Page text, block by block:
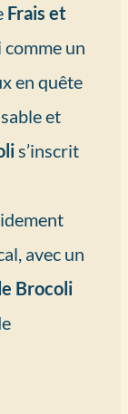
Frais et
comme un
en quête
et
s’inscrit
avec un
Brocoli